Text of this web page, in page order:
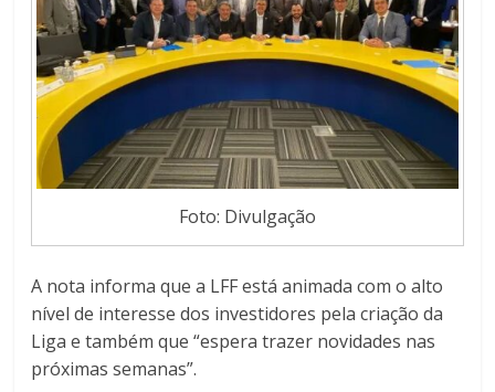
Foto: Divulgação
A nota informa que a LFF está animada com o alto
nível de interesse dos investidores pela criação da
Liga e também que “espera trazer novidades nas
próximas semanas”.